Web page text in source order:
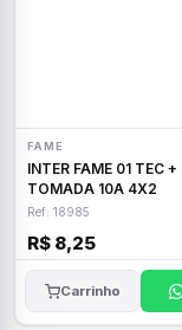
FAME
INTER FAME 01 TEC +
TOMADA 10A 4X2
Ref: 18985
R$ 8,25
Carrinho